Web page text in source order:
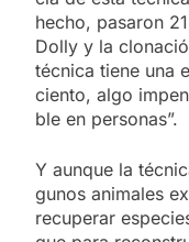
he­cho, pa­sa­ron
Do­lly y la
téc­ni­ca tie­ne una
cien­to, algo
ble en per­so­nas”.
Y aun­que la
gu­nos ani­ma­les
re­cu­pe­rar